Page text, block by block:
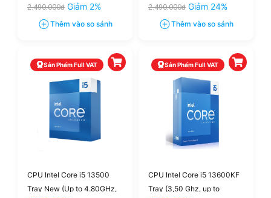
12MB Cache, 65W)
2.490.000đ Giảm 2%
Thêm vào so sánh
Threads)
2.490.000đ Giảm 24%
Thêm vào so sánh
Sản Phẩm Full VAT
CPU Intel Core i5 13500
Tray New (Up to 4.80GHz,
Sản Phẩm Full VAT
CPU Intel Core i5 13600KF
Tray (3,50 Ghz, up to